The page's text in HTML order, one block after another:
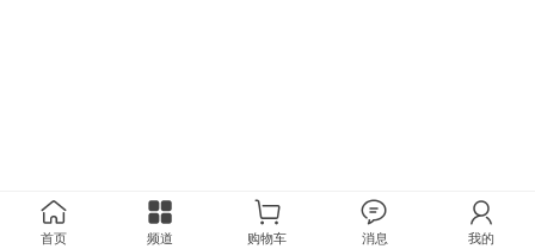
首页 频道 购物车 消息 我的